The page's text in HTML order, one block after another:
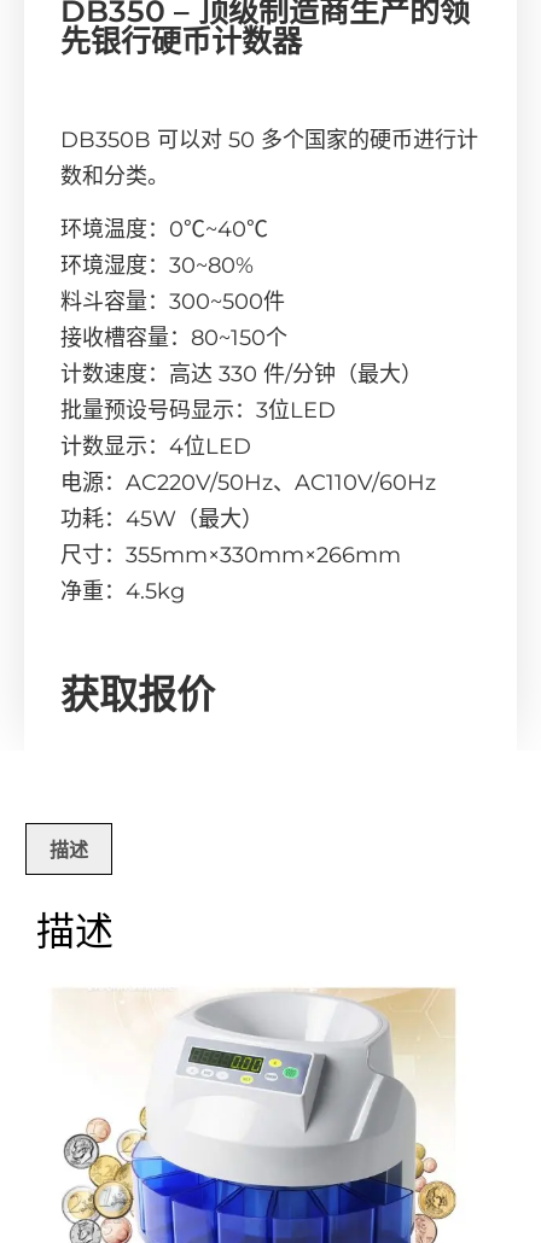
DB350 – 顶级制造商生产的领
先银行硬币计数器
DB350B 可以对 50 多个国家的硬币进行计
数和分类。
环境温度：0℃~40℃
环境湿度：30~80%
料斗容量：300~500件
接收槽容量：80~150个
计数速度：高达 330 件/分钟（最大）
批量预设号码显示：3位LED
计数显示：4位LED
电源：AC220V/50Hz、AC110V/60Hz
功耗：45W（最大）
尺寸：355mm×330mm×266mm
净重：4.5kg
获取报价
描述
描述